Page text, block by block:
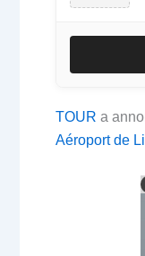
TOUR a
Aéroport de